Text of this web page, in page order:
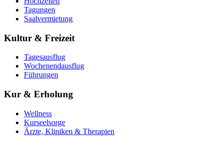
Tagungen
Saalvermietung
Kultur & Freizeit
Tagesausflug
Wochenendausflug
Führungen
Kur & Erholung
Wellness
Kurseelsorge
Ärzte, Kliniken & Therapien